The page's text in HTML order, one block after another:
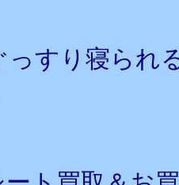
っすり寝られ